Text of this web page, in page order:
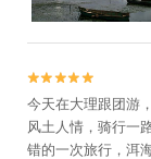


今天在大理跟团游
风土人情，骑行一
错的一次旅行，洱